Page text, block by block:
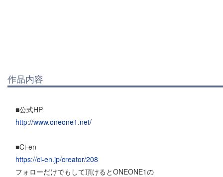
作品内容
■公式HP
http://www.oneone1.net/
■Ci-en
https://ci-en.jp/creator/208
フォローだけでもして頂けるとONEONE1の